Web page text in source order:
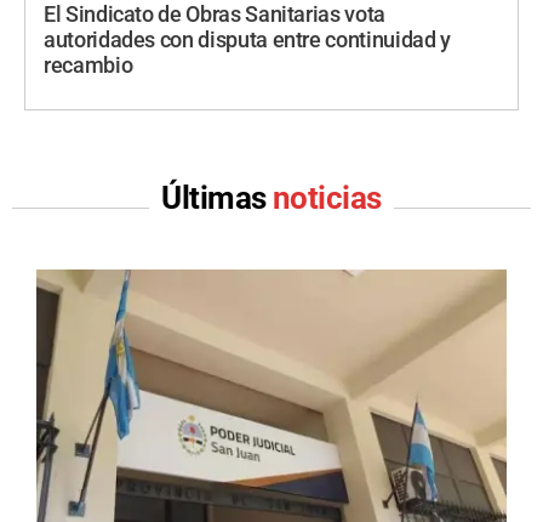
El Sindicato de Obras Sanitarias vota
autoridades con disputa entre continuidad y
recambio
Últimas noticias